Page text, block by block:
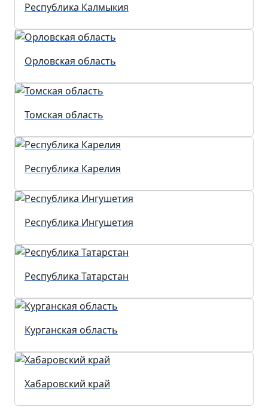
Республика Калмыкия
Орловская область
Томская область
Республика Карелия
Республика Ингушетия
Республика Татарстан
Курганская область
Хабаровский край